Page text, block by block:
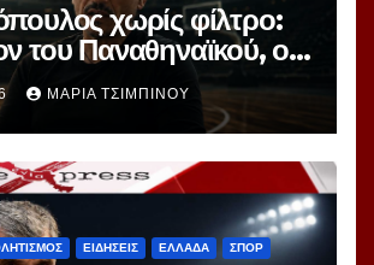
χωρίς φίλτρο:
του Παναθηναϊκού, ο
ο Γιόκιτς και η
για Μποντιρόγκα
ΜΑΡΊΑ ΤΣΙΜΠΙΝΟΎ
ΕΙΔΗΣΕΙΣ ΕΛΛΑΔΑ ΣΠΟΡ